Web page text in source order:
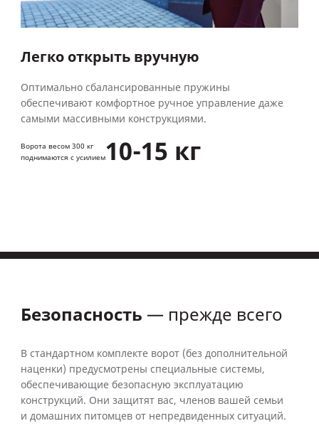
Легко открыть вручную
Оптимально сбалансированные пружины
обеспечивают комфортное ручное управление даже
самыми массивными конструкциями.
Ворота весом 300 кг
поднимаются с усилием10-15 кг
Безопасность — прежде всего
В стандартном комплекте ворот (без дополнительной
наценки) предусмотрены специальные системы,
обеспечивающие безопасную эксплуатацию
конструкций. Они защитят вас, членов вашей семьи
и домашних питомцев от непредвиденных ситуаций.